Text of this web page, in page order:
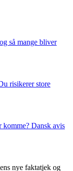
så mange bliver
risikerer store
Dansk avis
nye faktatjek og